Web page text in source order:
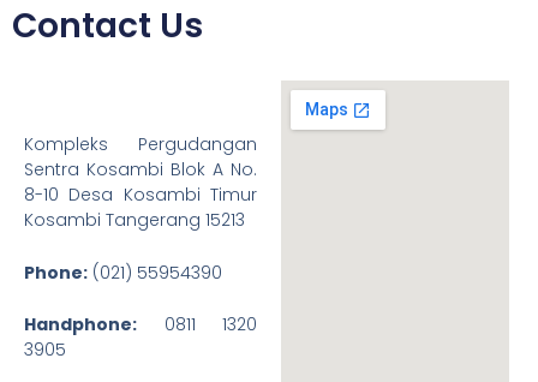
Contact Us
Kompleks Pergudangan
Sentra Kosambi Blok A No.
8-10 Desa Kosambi Timur
Kosambi Tangerang 15213
Phone: (021) 55954390
Handphone: 0811 1320
3905